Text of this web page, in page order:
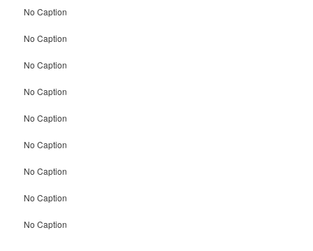
No Caption
No Caption
No Caption
No Caption
No Caption
No Caption
No Caption
No Caption
No Caption